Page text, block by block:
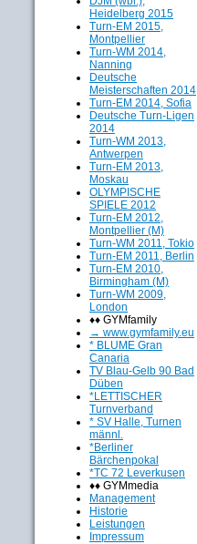
Heidelberg 2015
Turn-EM 2015,
Montpellier
Turn-WM 2014,
Nanning
Deutsche
Meisterschaften 2014
Turn-EM 2014, Sofia
Deutsche Turn-Ligen
2014
Turn-WM 2013,
Antwerpen
Turn-EM 2013,
Moskau
OLYMPISCHE
SPIELE 2012
Turn-EM 2012,
Montpellier (M)
Turn-WM 2011, Tokio
Turn-EM 2011, Berlin
Turn-EM 2010,
Birmingham (M)
Turn-WM 2009,
London
♦♦ GYMfamily
→ www.gymfamily.eu
* BLUME Gran
Canaria
TV Blau-Gelb 90 Bad
Düben
*LETTISCHER
Turnverband
* SV Halle, Turnen
männl.
*Berliner
Bärchenpokal
*TC 72 Leverkusen
♦♦ GYMmedia
Management
Historie
Leistungen
Impressum